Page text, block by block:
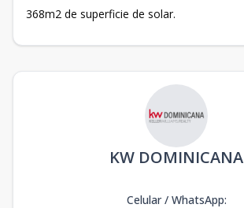
368m2 de superficie de solar.
KW DOMINICANA
Celular / WhatsApp: